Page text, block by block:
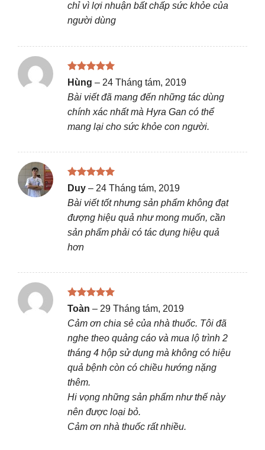
chỉ vì lợi nhuận bất chấp sức khỏe của
người dùng
Được xếp
hạng5
5
sao
Hùng – 24 Tháng tám, 2019
Bài viết đã mang đến những tác dùng
chính xác nhất mà Hyra Gan có thể
mang lại cho sức khỏe con người.
Được xếp
hạng
sao
Duy – 24 Tháng tám, 2019
Bài viết tốt nhưng sản phẩm không đạt
đượng hiệu quả như mong muốn, cần
sản phẩm phải có tác dụng hiệu quả
hơn
Được xếp
sao
Toàn – 29 Tháng tám, 2019
Cảm ơn chia sẻ của nhà thuốc. Tôi đã
nghe theo quảng cáo và mua lộ trình 2
tháng 4 hộp sử dụng mà không có hiệu
quả bệnh còn có chiều hướng nặng
thêm.
Hi vọng những sản phẩm như thế này
nên được loại bỏ.
Cảm ơn nhà thuốc rất nhiều.